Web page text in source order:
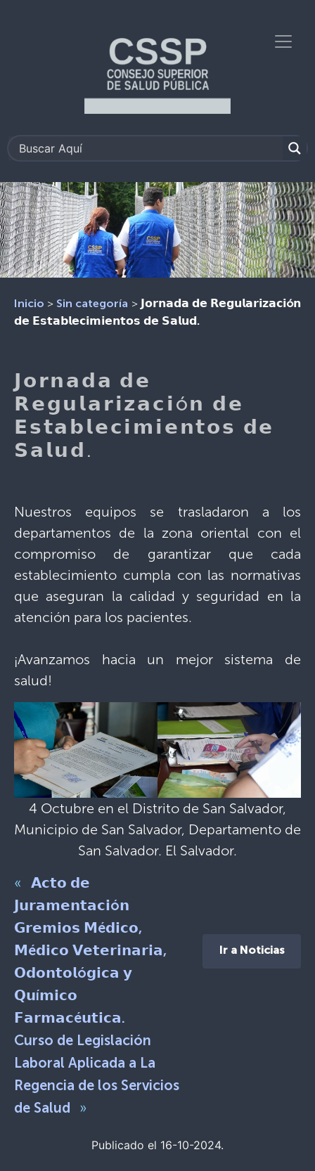
Inicio > Sin categoría > 𝗝𝗼𝗿𝗻𝗮𝗱𝗮 𝗱𝗲 𝗥𝗲𝗴𝘂𝗹𝗮𝗿𝗶𝘇𝗮𝗰𝗶ó𝗻
𝗱𝗲 𝗘𝘀𝘁𝗮𝗯𝗹𝗲𝗰𝗶𝗺𝗶𝗲𝗻𝘁𝗼𝘀 𝗱𝗲 𝗦𝗮𝗹𝘂𝗱. ⁣
𝗝𝗼𝗿𝗻𝗮𝗱𝗮 𝗱𝗲
𝗥𝗲𝗴𝘂𝗹𝗮𝗿𝗶𝘇𝗮𝗰𝗶ó𝗻 𝗱𝗲
𝗘𝘀𝘁𝗮𝗯𝗹𝗲𝗰𝗶𝗺𝗶𝗲𝗻𝘁𝗼𝘀 𝗱𝗲
𝗦𝗮𝗹𝘂𝗱. ⁣
Nuestros equipos se trasladaron a los
departamentos de la zona oriental con el
compromiso de garantizar que cada
establecimiento cumpla con las normativas
que aseguran la calidad y seguridad en la
atención para los pacientes. ⁣
¡Avanzamos hacia un mejor sistema de
salud!
4 Octubre en el Distrito de San Salvador,
Municipio de San Salvador, Departamento de
San Salvador. El Salvador.
«
𝗔𝗰𝘁𝗼 𝗱𝗲
𝗝𝘂𝗿𝗮𝗺𝗲𝗻𝘁𝗮𝗰𝗶ó𝗻
𝗚𝗿𝗲𝗺𝗶𝗼𝘀 𝗠é𝗱𝗶𝗰𝗼,
𝗠é𝗱𝗶𝗰𝗼 𝗩𝗲𝘁𝗲𝗿𝗶𝗻𝗮𝗿𝗶𝗮,
𝗢𝗱𝗼𝗻𝘁𝗼𝗹ó𝗴𝗶𝗰𝗮 𝘆
𝗤𝘂í𝗺𝗶𝗰𝗼
𝗙𝗮𝗿𝗺𝗮𝗰é𝘂𝘁𝗶𝗰𝗮.
Ir a Noticias
Curso de Legislación
Laboral Aplicada a La
Regencia de los Servicios
de Salud
»
Publicado el 16-10-2024.